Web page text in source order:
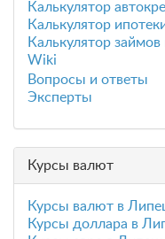
Калькулятор
Калькулятор
Калькулятор
Wiki
Вопросы и ответы
Эксперты
Курсы валют
Курсы валют в
Курсы доллара в